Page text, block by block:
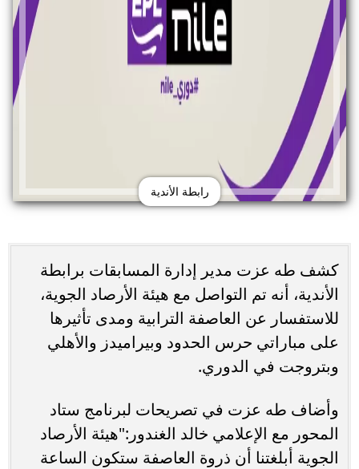
رابطة الأندية
كشف طه عزت مدير إدارة المسابقات برابطة
الأندية، أنه تم التواصل مع هيئة الأرصاد الجوية،
للاستفسار عن العاصفة الترابية ومدى تأثيرها
على مباراتي حرس الحدود وبيراميدز والأهلي
وبتروجت في الدوري.
وأضاف طه عزت في تصريحات لبرنامج ستاد
المحور مع الإعلامي خالد الغندور:"هيئة الأرصاد
الجوية أبلغتنا أن ذروة العاصفة ستكون الساعة